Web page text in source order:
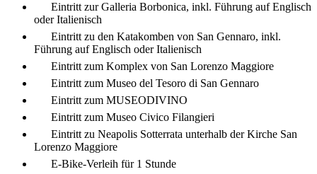
Eintritt zur Galleria Borbonica, inkl. Führung auf Englisch
oder Italienisch
Eintritt zu den Katakomben von San Gennaro, inkl.
Führung auf Englisch oder Italienisch
Eintritt zum Komplex von San Lorenzo Maggiore
Eintritt zum Museo del Tesoro di San Gennaro
Eintritt zum MUSEODIVINO
Eintritt zum Museo Civico Filangieri
Eintritt zu Neapolis Sotterrata unterhalb der Kirche San
Lorenzo Maggiore
E-Bike-Verleih für 1 Stunde